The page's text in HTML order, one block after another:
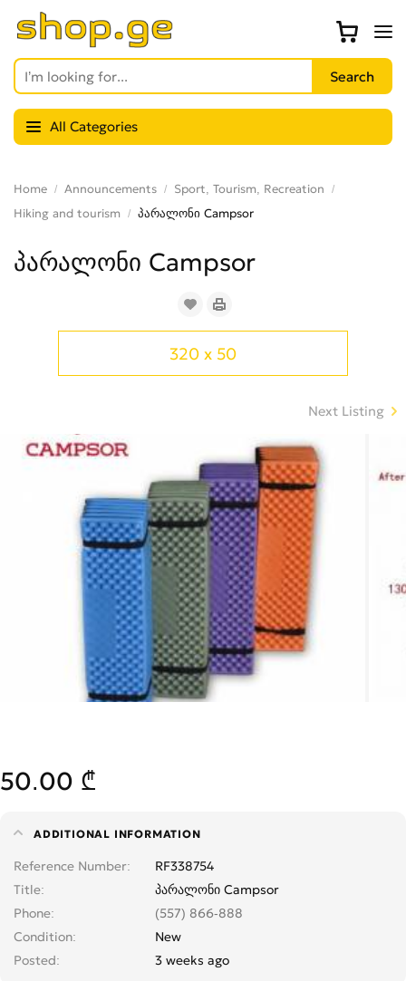
All Categories
Home Announcements
Sport, Tourism, Recreation
Hiking and tourism
პარალონი Campsor
პარალონი Campsor
320 x 50
Next Listing
50.00 ₾
ADDITIONAL INFORMATION
Reference Number
RF338754
Title
პარალონი Campsor
Phone
(557) 866-888
Condition
New
Posted
3 weeks ago